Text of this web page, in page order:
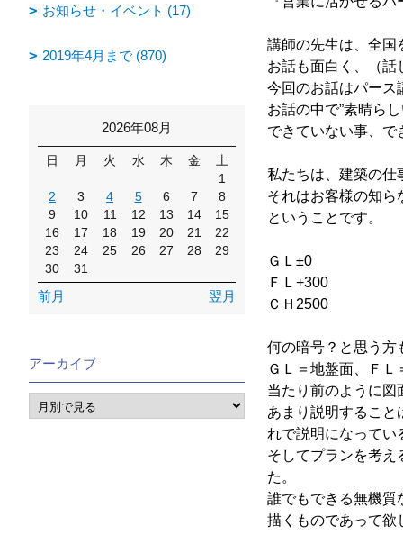
講師の先生は、全国
お話も面白く、（話
今回のお話はパース
お話の中で”素晴ら
できていない事、で
私たちは、建築の仕
それはお客様の知ら
ということです。
ＧＬ±0
ＦＬ+300
ＣＨ2500
何の暗号？と思う方
ＧＬ＝地盤面、Ｆ
当たり前のように図
あまり説明すること
れで説明になってい
そしてプランを考え
た。
誰でもできる無機質
描くものであって欲
お知らせ・イベント (17)
2019年4月まで (870)
2026年08月
日 月 火 水 木 金
土
1
2
3 4 5 6 7
8
9
10 11 12 13 14
15
16
17 18 19 20 21
22
23
24 25 26 27 28
29
30
31
前月 翌月
アーカイブ